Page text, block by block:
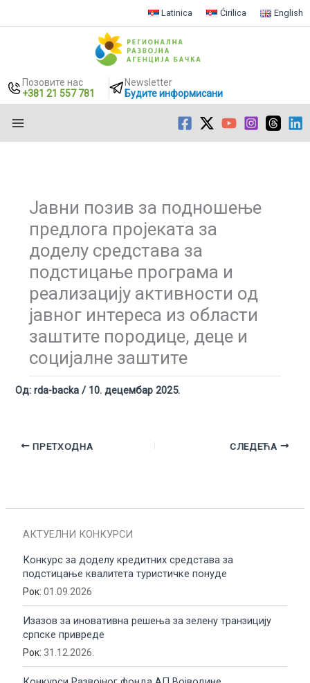
Latinica Ćirilica English
Позовите нас
+381 21 557 781
Newsletter
Будите информисани
Јавни позив за подношење
предлога пројеката за
доделу средстава за
подстицање програма и
реализацију активности од
јавног интереса из области
заштите породице, деце и
социјалне заштите
Од: rda-backa/ 10. децембар 2025.
ПРЕТХОДНА СЛЕДЕЋА
АКТУЕЛНИ КОНКУРСИ
Конкурс за доделу кредитних средстава за
подстицање квалитета туристичке понуде
Рок: 01.09.2026
Изазов за иновативна решења за зелену транзицију
српске привреде
Рок: 31.12.2026.